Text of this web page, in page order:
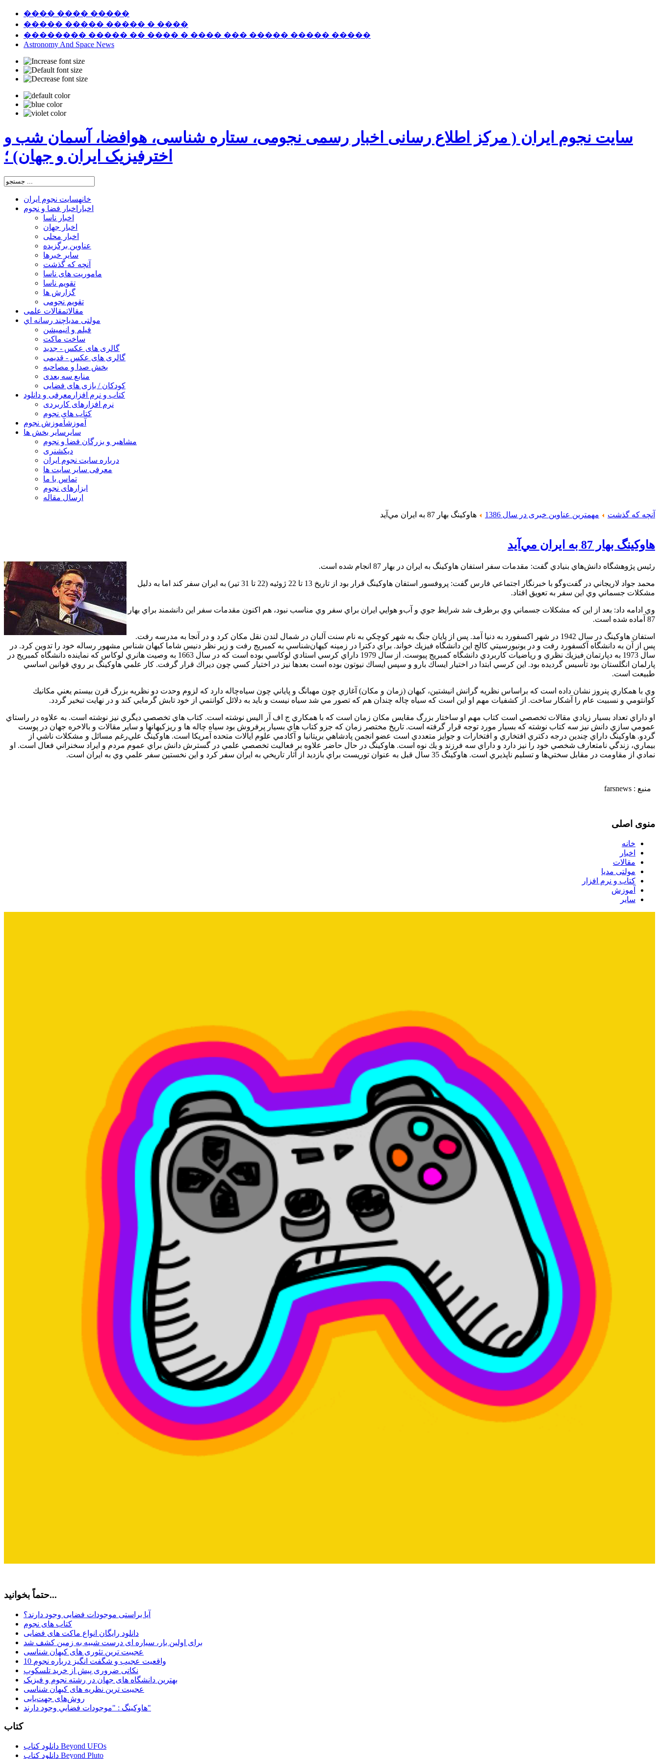
���� ���� �����
����� ����� ����� � ����
�������� ����� �� ���� � ���� ��� ����� ����� �����
Astronomy And Space News
سایت نجوم ایران ( مرکز اطلاع رسانی اخبار رسمی نجومی، ستاره شناسی، هوافضا، آسمان شب و
اخترفیزیک ایران و جهان) ؛
خانهسایت نجوم ایران
اخبار اخبار فضا و نجوم
اخبار ناسا
اخبار جهان
اخبار محلی
عناوین برگزیده
سایر خبرها
آنچه که گذشت
ماموریت های ناسا
تقویم ناسا
گزارش ها
تقویم نجومی
مقالاتمقالات علمی
مولتی مدیاچند رسانه اي
فیلم و انیمیشن
ساخت ماکت
گالری های عکس - جدید
گالری های عکس - قدیمی
بخش صدا و مصاحبه
منابع سه بعدی
کودکان / بازی های فضایی
کتاب و نرم افزار معرفی و دانلود
نرم افزارهای کاربردی
کتاب های نجوم
آموزشآموزش نجوم
سایر سایر بخش ها
مشاهیر و بزرگان فضا و نجوم
دیکشنری
درباره سایت نجوم ایران
معرفی سایر سایت ها
تماس با ما
ابزارهای نجوم
ارسال مقاله
آنچه که گذشت مهمترین عناوین خبری در سال 1386 هاوكينگ بهار 87 به ايران مي‌آيد
هاوكينگ بهار 87 به ايران مي‌آيد
رئيس پژوهشگاه دانش‌هاي بنيادي گفت: مقدمات سفر استفان هاوكينگ به ايران در بهار 87 انجام شده است.
محمد جواد لاريجاني در گفت‌وگو با خبرنگار اجتماعي فارس گفت: پروفسور استفان هاوكينگ قرار بود از تاريخ 13 تا 22 ژوئيه (22 تا 31 تير) به ايران سفر كند اما به دليل
مشكلات جسماني وي اين سفر به تعويق افتاد.
وي ادامه داد: بعد از اين كه مشكلات جسماني وي برطرف شد شرايط جوي و آب‌و هوايي ايران براي سفر وي مناسب نبود، هم اكنون مقدمات سفر اين دانشمند براي بهار
87 آماده شده است.
استفان هاوكينگ در سال 1942 در شهر اكسفورد به دنيا آمد. پس از پايان جنگ به شهر كوچكي به نام سنت آلبان در شمال لندن نقل مكان كرد و در آنجا به مدرسه رفت.
پس از آن به دانشگاه آكسفورد رفت و در يونيورسيتي كالج اين دانشگاه فيزيك خواند. براي دكترا در زمينه كيهان‌شناسي به كمبريج رفت و زير نظر دنيس شاما كيهان شناس مشهور رساله خود را تدوين كرد. در
سال 1973 به دپارتمان فيزيك نظري و رياضيات كاربردي دانشگاه كمبريج پيوست. از سال 1979 داراي كرسي استادي لوكاسي بوده است كه در سال 1663 به وصيت هانري لوكاس كه نماينده دانشگاه كمبريج در
پارلمان انگلستان بود تأسيس گرديده بود. اين كرسي ابتدا در اختيار ايساك بارو و سپس ايساك نيوتون بوده است بعدها نيز در اختيار كسي چون ديراك قرار گرفت. كار علمي هاوكينگ بر روي قوانين اساسي
طبيعت است.
وي با همكاري پنروز نشان داده است كه براساس نظريه گرانش انيشتين، كيهان (زمان و مكان) آغازي چون مهبانگ و پاياني چون سياه‌چاله دارد كه لزوم وحدت دو نظريه بزرگ قرن بيستم يعني مكانيك
كوانتومي و نسبيت عام را آشكار ساخت. از كشفيات مهم او اين است كه سياه چاله چندان هم كه تصور مي شد سياه نيست و بايد به دلائل كوانتمي از خود تابش گرمايي كند و در نهايت تبخير گردد.
او داراي تعداد بسيار زيادي مقالات تخصصي است كتاب مهم او ساختار بزرگ مقايس مكان زمان است كه با همكاري ج اف آر اليس نوشته است. كتاب هاي تخصصي ديگري نيز نوشته است. به علاوه در راستاي
عمومي سازي دانش نيز سه كتاب نوشته كه بسيار مورد توجه قرار گرفته است. تاريخ مختصر زمان كه جزو كتاب هاي بسيار پرفروش بود سياه چاله ها و ريزكيهانها و ساير مقالات و بالاخره جهان در پوست
گردو. هاوكينگ داراي چندين درجه دكتري افتخاري و افتخارات و جوايز متعددي است عضو انجمن پادشاهي بريتانيا و آكادمي علوم ايالات متحده آمريكا است. هاوكينگ علي‌رغم مسائل و مشكلات ناشي از
بيماري، زندگي نامتعارف شخصي خود را نيز دارد و داراي سه فرزند و يك نوه است. هاوكينگ در حال حاضر علاوه بر فعاليت تخصصي علمي در گسترش دانش براي عموم مردم و ايراد سخنراني فعال است. او
نمادي از مقاومت در مقابل سختي‌ها و تسليم ناپذيري است. هاوكينگ 35 سال قبل به عنوان توريست براي بازديد از آثار تاريخي به ايران سفر كرد و اين نخستين سفر علمي وي به ايران است.
منبع : farsnews
منوی اصلی
خانه
اخبار
مقالات
مولتی مدیا
کتاب و نرم افزار
آموزش
سایر
حتماً بخوانید...
آیا براستی موجودات فضایی وجود دارند؟
کتاب های نجوم
دانلود رایگان انواع ماکت های فضایی
برای اولین بار، سیاره ای درست شبیه به زمین کشف شد
عجیبت ترین تئوری های کیهان شناسی
10 واقعیت عجیب و شگفت انگیز درباره نجوم
نکاتی ضروری پیش از خرید تلسکوپ
بهترین دانشگاه های جهان در رشته نجوم و فیزیک
عجیبت ترین نظریه های کیهان شناسی
روش‌های جهت‌یابی
هاوكينگ : "موجودات فضايي وجود دارند"
کتاب
دانلود کتاب Beyond UFOs
دانلود کتاب Beyond Pluto